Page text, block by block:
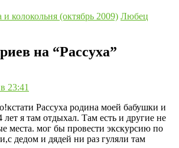
колокольня (октябрь 2009) Любец
на “Рассуха”
23:41
Рассуха родина моей бабушки и
лет я там отдыхал. Там есть и другие не
места. мог бы провести экскурсию по
дедом и дядей ни раз гуляли там